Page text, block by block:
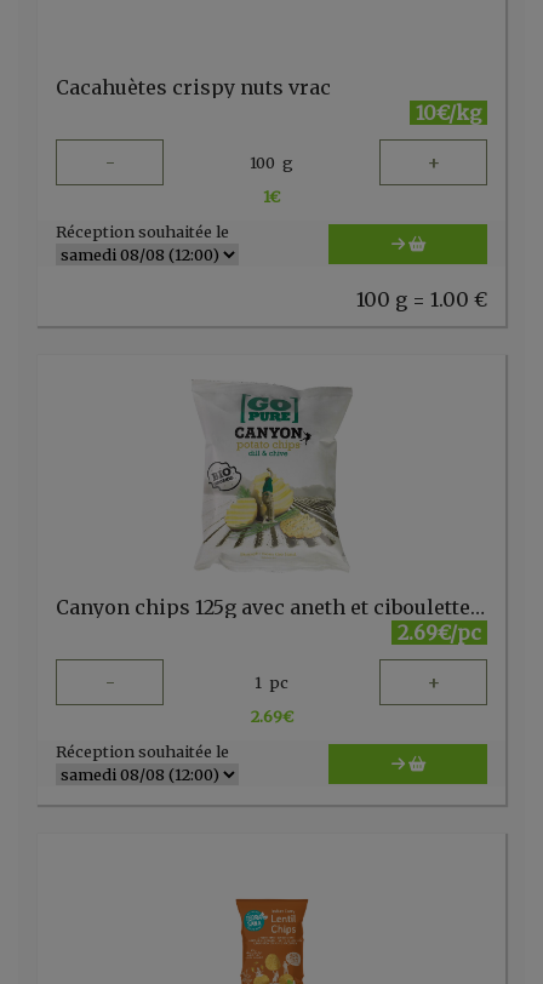
Cacahuètes crispy nuts vrac
10€/kg
- 100 g +
1€
Réception souhaitée le
100 g = 1.00 €
Canyon chips 125g avec aneth et ciboulette GO PURE
2.69€/pc
- 1 pc +
2.69€
Réception souhaitée le